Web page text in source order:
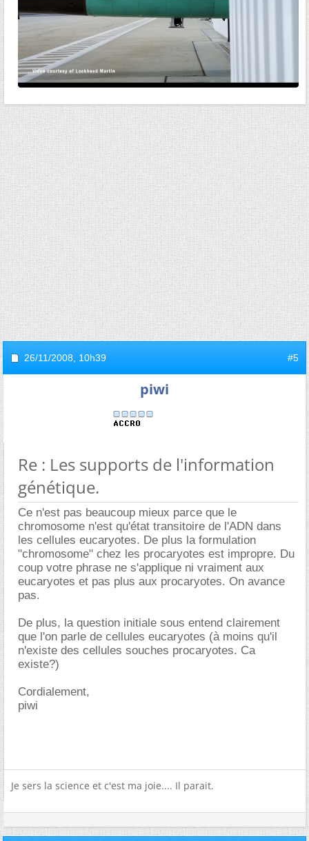
26/11/2008, 10h39 #5
piwi
Re : Les supports de l'information
génétique.
Ce n'est pas beaucoup mieux parce que le
chromosome n'est qu'état transitoire de l'ADN dans
les cellules eucaryotes. De plus la formulation
"chromosome" chez les procaryotes est impropre. Du
coup votre phrase ne s'applique ni vraiment aux
eucaryotes et pas plus aux procaryotes. On avance
pas.
De plus, la question initiale sous entend clairement
que l'on parle de cellules eucaryotes (à moins qu'il
n'existe des cellules souches procaryotes. Ca
existe?)
Cordialement,
piwi
Je sers la science et c'est ma joie.... Il parait.